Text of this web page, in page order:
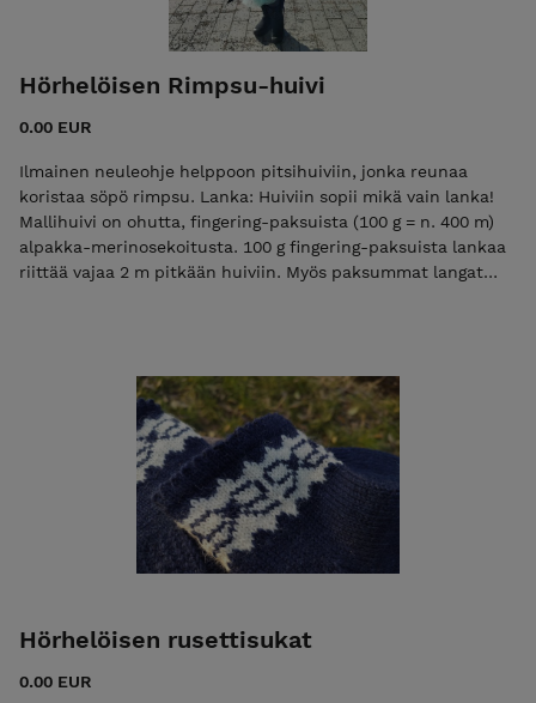
Hörhelöisen Rimpsu-huivi
0.00 EUR
Ilmainen neuleohje helppoon pitsihuiviin, jonka reunaa
koristaa söpö rimpsu. Lanka: Huiviin sopii mikä vain lanka!
Mallihuivi on ohutta, fingering-paksuista (100 g = n. 400 m)
alpakka-merinosekoitusta. 100 g fingering-paksuista lankaa
riittää vajaa 2 m pitkään huiviin. Myös paksummat langat
kapea Icord-reuna ja alareuna viimeistellään rimpsulla, joka
neulotaan jälkikäteen.
Hörhelöisen rusettisukat
0.00 EUR